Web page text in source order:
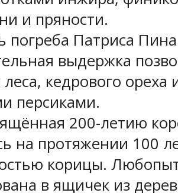
и пряности.
погреба Патриса
выдержка
кедрового
персиками.
200-летию
на протяжении 100
корицы.
в ящичек из